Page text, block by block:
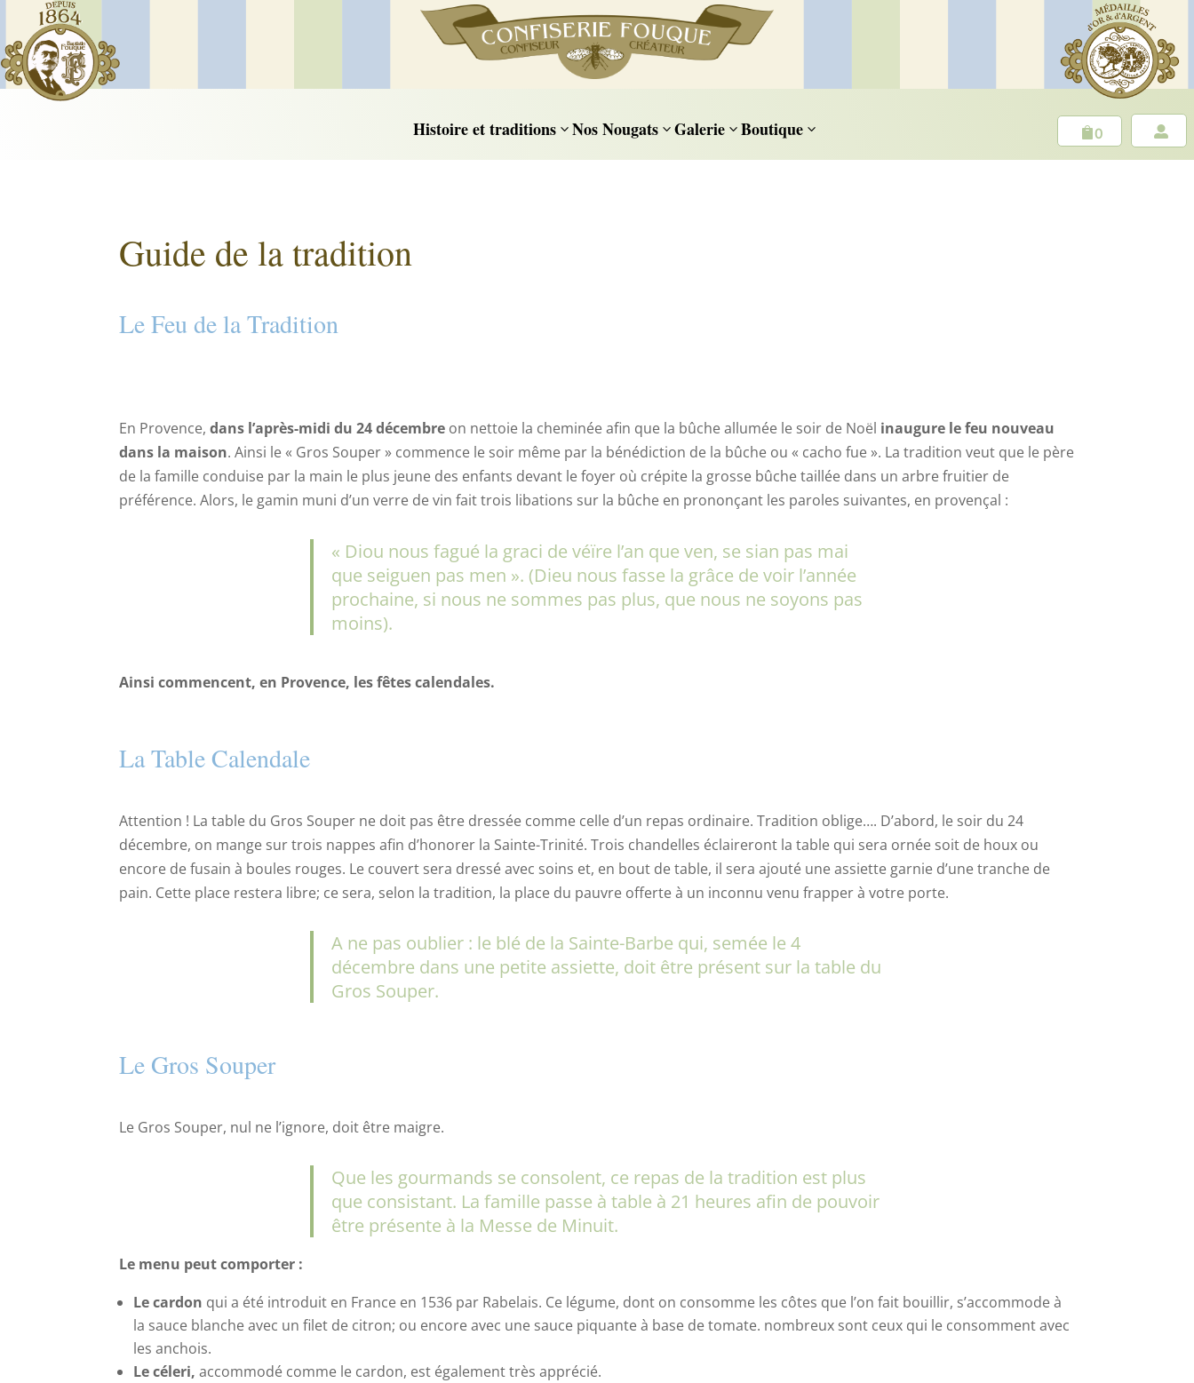
Histoire et traditions 3Nos Nougats 3Galerie 3Boutique 3 0 
Guide de la tradition
Le Feu de la Tradition
En Provence,dans l’après-midi du 24 décembre on nettoie la cheminée afin que la bûche allumée le soir de Noël inaugure le feu nouveau
dans la maison. Ainsi le « Gros Souper » commence le soir même par la bénédiction de la bûche ou « cacho fue ». La tradition veut que le père
de la famille conduise par la main le plus jeune des enfants devant le foyer où crépite la grosse bûche taillée dans un arbre fruitier de
préférence. Alors, le gamin muni d’un verre de vin fait trois libations sur la bûche en prononçant les paroles suivantes, en provençal :
« Diou nous fagué la graci de véïre l’an que ven, se sian pas mai
que seiguen pas men ». (Dieu nous fasse la grâce de voir l’année
prochaine, si nous ne sommes pas plus, que nous ne soyons pas
moins).
Ainsi commencent, en Provence, les fêtes calendales.
La Table Calendale
Attention ! La table du Gros Souper ne doit pas être dressée comme celle d’un repas ordinaire. Tradition oblige…. D’abord, le soir du 24
décembre, on mange sur trois nappes afin d’honorer la Sainte-Trinité. Trois chandelles éclaireront la table qui sera ornée soit de houx ou
encore de fusain à boules rouges. Le couvert sera dressé avec soins et, en bout de table, il sera ajouté une assiette garnie d’une tranche de
pain. Cette place restera libre; ce sera, selon la tradition, la place du pauvre offerte à un inconnu venu frapper à votre porte.
A ne pas oublier : le blé de la Sainte-Barbe qui, semée le 4
décembre dans une petite assiette, doit être présent sur la table du
Gros Souper.
Le Gros Souper
Le Gros Souper, nul ne l’ignore, doit être maigre.
Que les gourmands se consolent, ce repas de la tradition est plus
que consistant. La famille passe à table à 21 heures afin de pouvoir
être présente à la Messe de Minuit.
Le menu peut comporter :
Le cardon qui a été introduit en France en 1536 par Rabelais. Ce légume, dont on consomme les côtes que l’on fait bouillir, s’accommode à
la sauce blanche avec un filet de citron; ou encore avec une sauce piquante à base de tomate. nombreux sont ceux qui le consomment avec
les anchois.
Le céleri, accommodé comme le cardon, est également très apprécié.